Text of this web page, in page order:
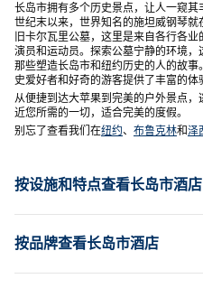
长岛市拥有多个历史景点，让人一窥
世纪末以来，世界知名的施坦威钢琴
旧卡尔瓦里公墓，这里是来自各行各
演员和运动员。探索公墓宁静的环境
那些塑造长岛市和纽约历史的人的故
史爱好者和好奇的游客提供了丰富的体
从便捷到达大苹果到完美的户外景点
近您所需的一切，适合完美的度假。
别忘了查看我们在纽约、 布鲁克林和泽
按设施和特点查看长岛市酒店
按品牌查看长岛市酒店